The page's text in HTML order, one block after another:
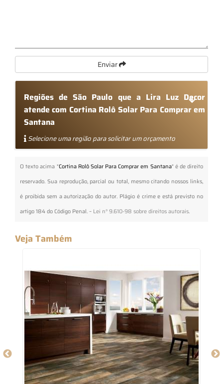
Enviar
Regiões de São Paulo que a Lira Luz Decor
atende com Cortina Rolô Solar Para Comprar em
Santana
Selecione uma região para solicitar um orçamento
O texto acima "Cortina Rolô Solar Para Comprar em Santana" é de direito
reservado. Sua reprodução, parcial ou total, mesmo citando nossos links,
é proibida sem a autorização do autor. Plágio é crime e está previsto no
artigo 184 do Código Penal. – Lei n° 9.610-98 sobre direitos autorais.
Veja Também